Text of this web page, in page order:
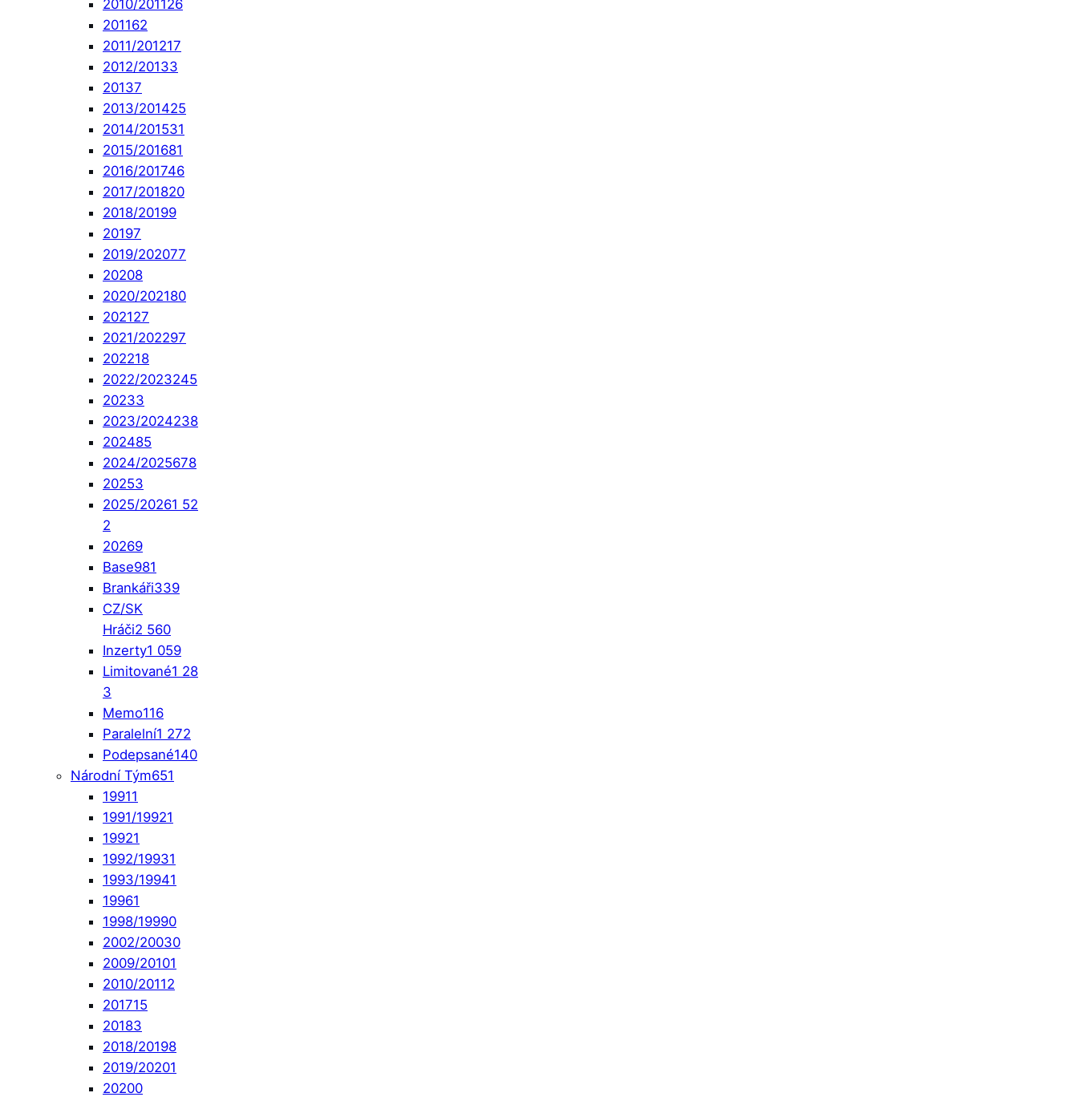
2010/201126
201162
2011/201217
2012/20133
20137
2013/201425
2014/201531
2015/201681
2016/201746
2017/201820
2018/20199
20197
2019/202077
20208
2020/202180
202127
2021/202297
202218
2022/2023245
20233
2023/2024238
202485
2024/2025678
20253
2025/20261 52
2
20269
Base981
Brankáři339
CZ/SK
Hráči2 560
Inzerty1 059
Limitované1 28
3
Memo116
Paralelní1 272
Podepsané140
Národní Tým651
19911
1991/19921
19921
1992/19931
1993/19941
19961
1998/19990
2002/20030
2009/20101
2010/20112
201715
20183
2018/20198
2019/20201
20200